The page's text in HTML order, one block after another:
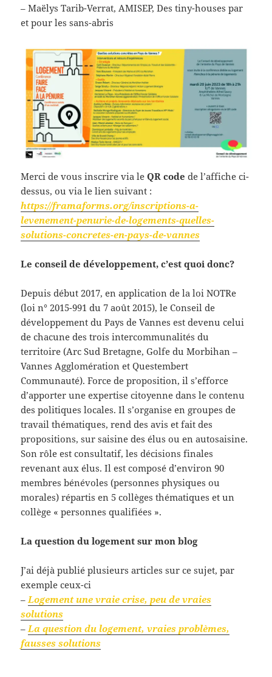
– Maëlys Tarib-Verrat, AMISEP, Des tiny-houses par
et pour les sans-abris
Merci de vous inscrire via leQR code de l’affiche ci-
dessus, ou via le lien suivant :
https://framaforms.org/inscriptions-a-
levenement-penurie-de-logements-quelles-
solutions-concretes-en-pays-de-vannes
Le conseil de développement, c’est quoi donc?
Depuis début 2017, en application de la loi NOTRe
(loi n° 2015-991 du 7 août 2015), le Conseil de
développement du Pays de Vannes est devenu celui
de chacune des trois intercommunalités du
territoire (Arc Sud Bretagne, Golfe du Morbihan –
Vannes Agglomération et Questembert
Communauté). Force de proposition, il s’efforce
d’apporter une expertise citoyenne dans le contenu
des politiques locales. Il s’organise en groupes de
travail thématiques, rend des avis et fait des
propositions, sur saisine des élus ou en autosaisine.
Son rôle est consultatif, les décisions finales
revenant aux élus. Il est composé d’environ 90
membres bénévoles (personnes physiques ou
morales) répartis en 5 collèges thématiques et un
collège « personnes qualifiées ».
La question du logement sur mon blog
J’ai déjà publié plusieurs articles sur ce sujet, par
exemple ceux-ci
– Logement une vraie crise, peu de vraies
solutions
– La question du logement, vraies problèmes,
fausses solutions